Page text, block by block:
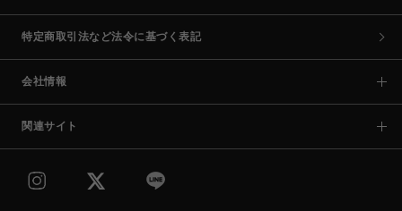
特定商取引法など法令に基づく表記
会社情報
関連サイト